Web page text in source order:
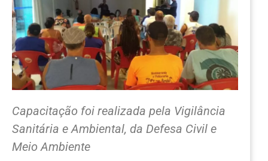
Capacitação foi realizada pela Vigilância
Sanitária e Ambiental, da Defesa Civil e
Meio Ambiente